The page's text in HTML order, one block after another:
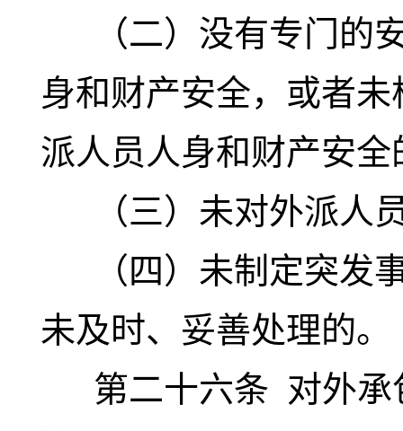
（二）没有专门的安
身和财产安全，或者
派人员人身和财产安
（三）未对外派人员
（四）未制定突发事
未及时、妥善处理的。
第二十六条 对外承